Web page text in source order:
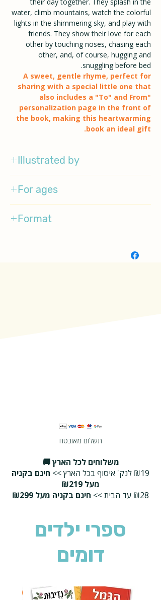
water, climb mountains, watch the colorful
lights in the shimmering sky, and play with
friends. They show their love for each
other by touching noses, chasing each
other, and, of course, hugging and
snuggling before bed.
A sweet, gentle rhyme, perfect for
sharing with a special little one that
also includes a "To" and From"
personalization page in the front of
the book, making this heartwarming
book an ideal gift.
Illustrated by
For ages
Format
תשלום מאובטח
משלוחים לכל הארץ 🚚
₪19 לנק' איסוף בכל הארץ >>
חינם בקניה
מעל ₪219
₪28 עד הבית >>
חינם בקניה מעל ₪299
ספרי ילדים
דומים